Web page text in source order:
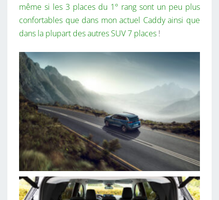
même si les 3 places du 1° rang sont un peu plus
confortables que dans mon actuel Caddy ainsi que
dans la plupart des autres SUV 7 places !